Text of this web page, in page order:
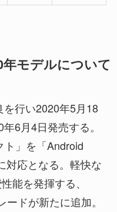
年モデルについて
行い2020年5月18
6月4日発売する。
ト」を「Android
対応となる。軽快な
能を発揮する、
ードが新たに追加。